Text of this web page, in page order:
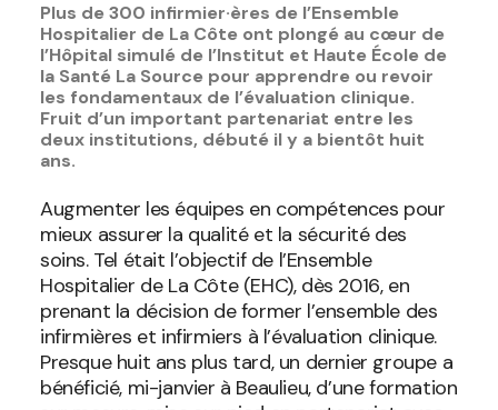
Plus de 300 infirmier·ères de l’Ensemble
Hospitalier de La Côte ont plongé au cœur de
l’Hôpital simulé de l’Institut et Haute École de
la Santé La Source pour apprendre ou revoir
les fondamentaux de l’évaluation clinique.
Fruit d’un important partenariat entre les
deux institutions, débuté il y a bientôt huit
ans.
Augmenter les équipes en compétences pour
mieux assurer la qualité et la sécurité des
soins. Tel était l’objectif de l’Ensemble
Hospitalier de La Côte (EHC), dès 2016, en
prenant la décision de former l’ensemble des
infirmières et infirmiers à l’évaluation clinique.
Presque huit ans plus tard, un dernier groupe a
bénéficié, mi-janvier à Beaulieu, d’une formation